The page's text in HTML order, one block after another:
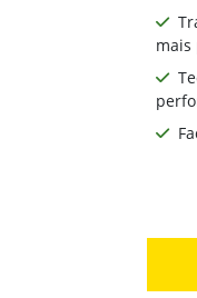
mais